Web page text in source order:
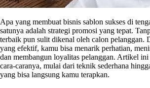
Apa yang membuat bisnis sablon sukses di
satunya adalah strategi promosi yang tepat.
terbaik pun sulit dikenal oleh calon pelanggan.
yang efektif, kamu bisa menarik perhatian,
dan membangun loyalitas pelanggan. Artikel
cara-caranya, mulai dari teknik sederhana
yang bisa langsung kamu terapkan.